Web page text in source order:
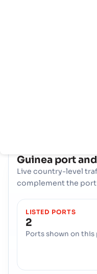
Guinea port
Live country-level
complement the
LISTED PORTS
2
Ports shown on this